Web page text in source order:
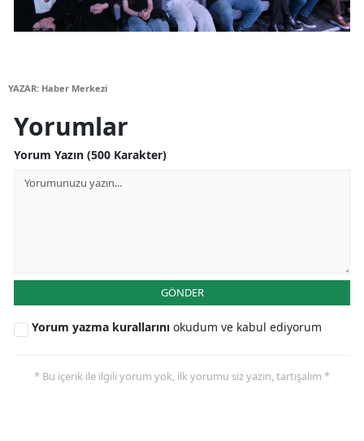
Bartın
YAZAR: Haber Merkezi
Yorumlar
Yorum Yazın (500 Karakter)
GÖNDER
Yorum yazma kurallarını okudum ve kabul ediyorum
* Bu içerik ile ilgili yorum yok, ilk yorumu siz yazın, tartışalım *